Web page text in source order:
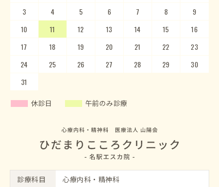
3
4 5 6 7 8
9
10
11 12 13 14 15
16
17
18 19 20 21 22
23
24
25 26 27 28 29
30
31
7
8 9 10 11 12
13
14
15 16 17 18 19
20
21
22 23 24 25 26
27
28
29 30
休診日 午前のみ診療
診療科目
心療内科・精神科